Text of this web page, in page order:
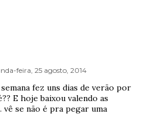
feira, 25 agosto, 2014
fez uns dias de verão por
E hoje baixou valendo as
vê se não é pra pegar uma